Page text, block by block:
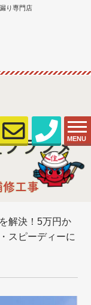
り専門店
MENU
ランメ
修工事
解決！5万円か
スピーディーに